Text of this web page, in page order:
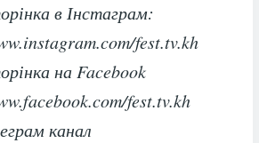
в Інстаграм:
fest.tv.kh
на Facebook
fest.tv.kh
канал